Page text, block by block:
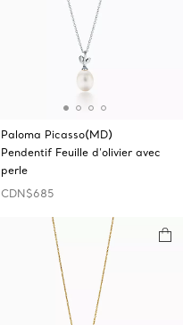
Paloma Picasso(MD)
Pendentif Feuille d’olivier avec
perle
CDN$685